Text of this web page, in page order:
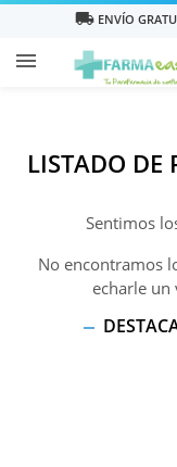
local_shipping ENVÍO

LISTADO DE
Sentimos
No encontramos
echarle un